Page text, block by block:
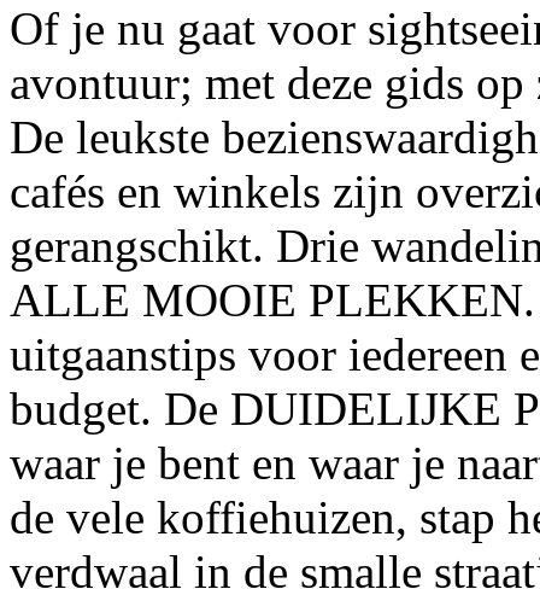
Of je nu gaat voor
avontuur; met deze gids
De leukste
cafés en winkels zijn
gerangschikt. Drie
ALLE MOOIE PLEKKEN.
uitgaanstips voor iedereen
budget. De DUIDELIJKE
waar je bent en waar je
de vele koffiehuizen, stap
verdwaal in de smalle